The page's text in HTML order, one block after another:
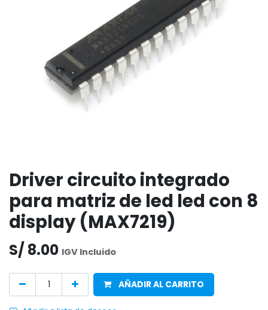
Driver circuito integrado
para matriz de led led con 8
display (MAX7219)
S/ 8.00 IGV Incluido
AÑADIR AL CARRITO